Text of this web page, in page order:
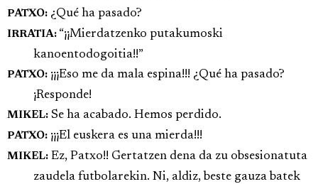
PATXO: ¿Qué ha pasado?
IRRATIA: “¡¡Mierdatzenko putakumoski
kanoentodogoitia!!”
PATXO: ¡¡¡Eso me da mala espina!!! ¿Qué ha pasado?
¡Responde!
MIKEL: Se ha acabado. Hemos perdido.
PATXO: ¡¡¡El euskera es una mierda!!!
MIKEL: Ez, Patxo!! Gertatzen dena da zu obsesionatuta
zaudela futbolarekin. Ni, aldiz, beste gauza batek